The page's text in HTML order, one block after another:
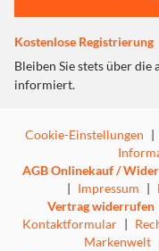
Kostenlose Registrierung
Bleiben Sie stets über
informiert.
Cookie-Einstellungen |
AGB Onlinekauf /
| Impressum |
Vertrag widerrufen
Kontaktformular |
Markenwelt